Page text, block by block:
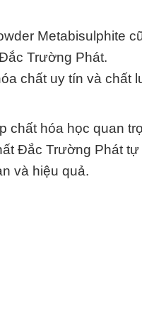
Metabisulphite
Trường Phát.
chất uy tín và chất
chất hóa học quan
Đắc Trường Phát
và hiệu quả.